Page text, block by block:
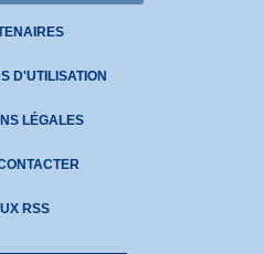
D'UTILISATION
LÉGALES
RSS